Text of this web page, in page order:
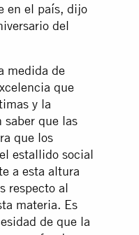
en el país, dijo
del
medida de
que
y la
saber que las
que los
estallido social
a esta altura
respecto al
materia. Es
de que la